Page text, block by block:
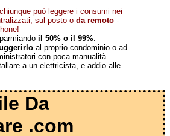
può leggere i consumi nei
sul posto o da remoto -
il 50% o il 99%.
al proprio condominio o ad
con poca manualità
a un elettricista, e addio alle
Da
.com